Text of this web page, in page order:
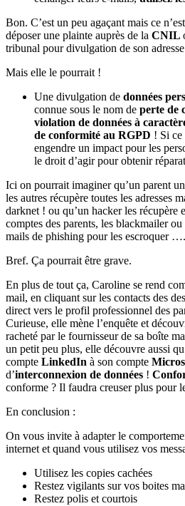
Bon. C’est un peu agaçant mais ce
déposer une plainte auprès de la CNIL
tribunal pour divulgation de son
Mais elle le pourrait !
Une divulgation de données
connue sous le nom de perte de
violation de données à
de conformité au RGPD ! Si ce
engendre un impact pour les
le droit d’agir pour obtenir
Ici on pourrait imaginer qu’un parent
les autres récupère toutes les adresses
darknet ! ou qu’un hacker les récupère
comptes des parents, les blackmailer
mails de phishing pour les escroquer ….
Bref. Ça pourrait être grave.
En plus de tout ça, Caroline se rend
mail, en cliquant sur les contacts des
direct vers le profil professionnel des
Curieuse, elle mène l’enquête et
racheté par le fournisseur de sa boîte
un petit peu plus, elle découvre aussi
compte LinkedIn à son compte
d’interconnexion de données !
conforme ? Il faudra creuser plus pour
En conclusion :
On vous invite à adapter le
internet et quand vous utilisez vos
Utilisez les copies cachées
Restez vigilants sur vos boites
Restez polis et courtois